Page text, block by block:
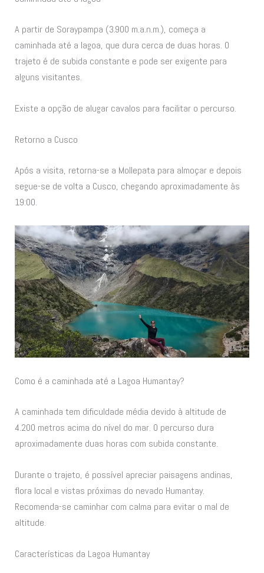
A partir de Soraypampa (3.900 m.a.n.m.), começa a
caminhada até a lagoa, que dura cerca de duas horas. O
trajeto é de subida constante e pode ser exigente para
alguns visitantes.
Existe a opção de alugar cavalos para facilitar o percurso.
Retorno a Cusco
Após a visita, retorna-se a Mollepata para almoçar e depois
segue-se de volta a Cusco, chegando aproximadamente às
19:00.
Como é a caminhada até a Lagoa Humantay?
A caminhada tem dificuldade média devido à altitude de
4.200 metros acima do nível do mar. O percurso dura
aproximadamente duas horas com subida constante.
Durante o trajeto, é possível apreciar paisagens andinas,
flora local e vistas próximas do nevado Humantay.
Recomenda-se caminhar com calma para evitar o mal de
altitude.
Características da Lagoa Humantay